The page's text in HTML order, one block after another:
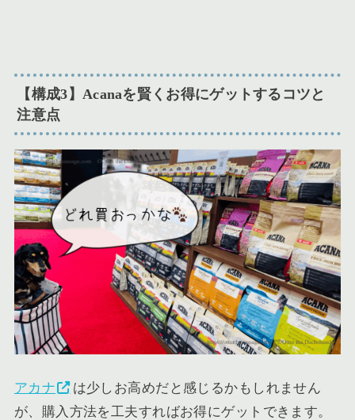
【構成3】Acanaを賢くお得にゲットするコツと
注意点
アカナ
は少しお高めだと感じるかもしれません
が、購入方法を工夫すればお得にゲットできます。